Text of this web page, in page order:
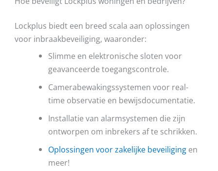
Lockplus biedt een breed scala aan oplossingen
voor inbraakbeveiliging, waaronder:
Slimme en elektronische sloten voor
geavanceerde toegangscontrole.
Camerabewakingssystemen voor real-
time observatie en bewijsdocumentatie.
Installatie van alarmsystemen die zijn
ontworpen om inbrekers af te schrikken.
Oplossingen voor zakelijke beveiliging en
meer!